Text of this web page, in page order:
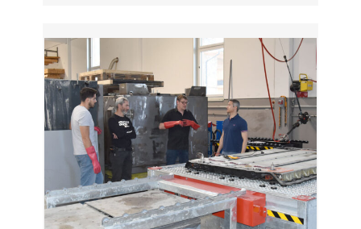
erstmalig
vollständig
Englisch
gehalten